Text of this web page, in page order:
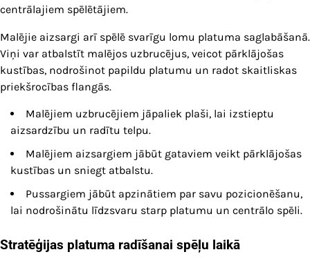
centrālajiem spēlētājiem.
Malējie aizsargi arī spēlē svarīgu lomu platuma saglabāšanā.
Viņi var atbalstīt malējos uzbrucējus, veicot pārklājošas
kustības, nodrošinot papildu platumu un radot skaitliskas
priekšrocības flangās.
Malējiem uzbrucējiem jāpaliek plaši, lai izstieptu
aizsardzību un radītu telpu.
Malējiem aizsargiem jābūt gataviem veikt pārklājošas
kustības un sniegt atbalstu.
Pussargiem jābūt apzinātiem par savu pozicionēšanu,
lai nodrošinātu līdzsvaru starp platumu un centrālo spēli.
Stratēģijas platuma radīšanai spēļu laikā